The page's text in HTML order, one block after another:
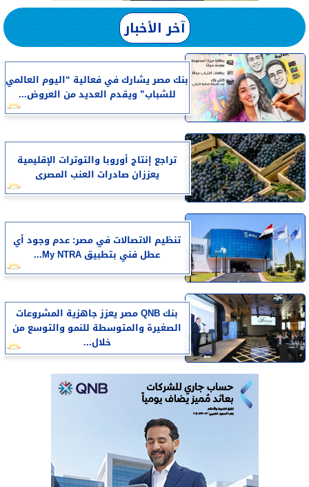
آخر الأخبار
بنك مصر يشارك في فعالية “اليوم العالمي
للشباب” ويقدم العديد من العروض...
تراجع إنتاج أوروبا والتوترات الإقليمية
يعززان صادرات العنب المصرى
تنظيم الاتصالات في مصر: عدم وجود أي
عطل فني بتطبيق My NTRA...
بنك QNB مصر يعزز جاهزية المشروعات
الصغيرة والمتوسطة للنمو والتوسع من
خلال...